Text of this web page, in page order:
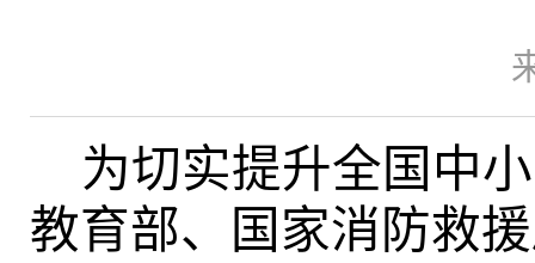
为切实提升全国中
教育部、国家消防救